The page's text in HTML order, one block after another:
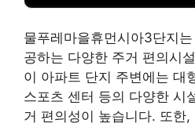
물푸레마을휴먼시아3단지
공하는 다양한 주거 편의시
이 아파트 단지 주변에는 대
스포츠 센터 등의 다양한 시
거 편의성이 높습니다. 또한